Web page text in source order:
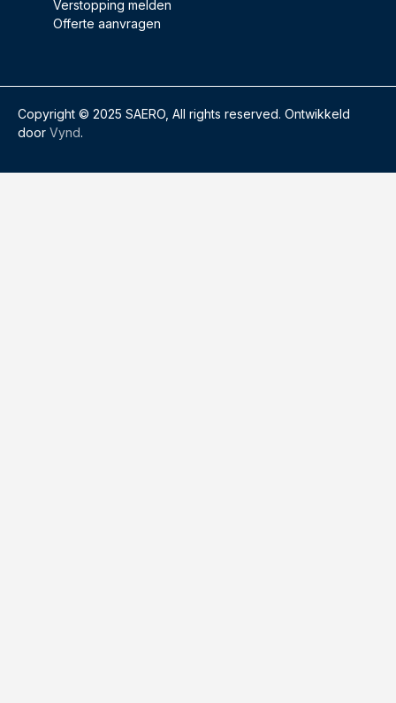
Verstopping melden
Offerte aanvragen
Copyright © 2025 SAERO, All rights reserved. Ontwikkeld
door Vynd.